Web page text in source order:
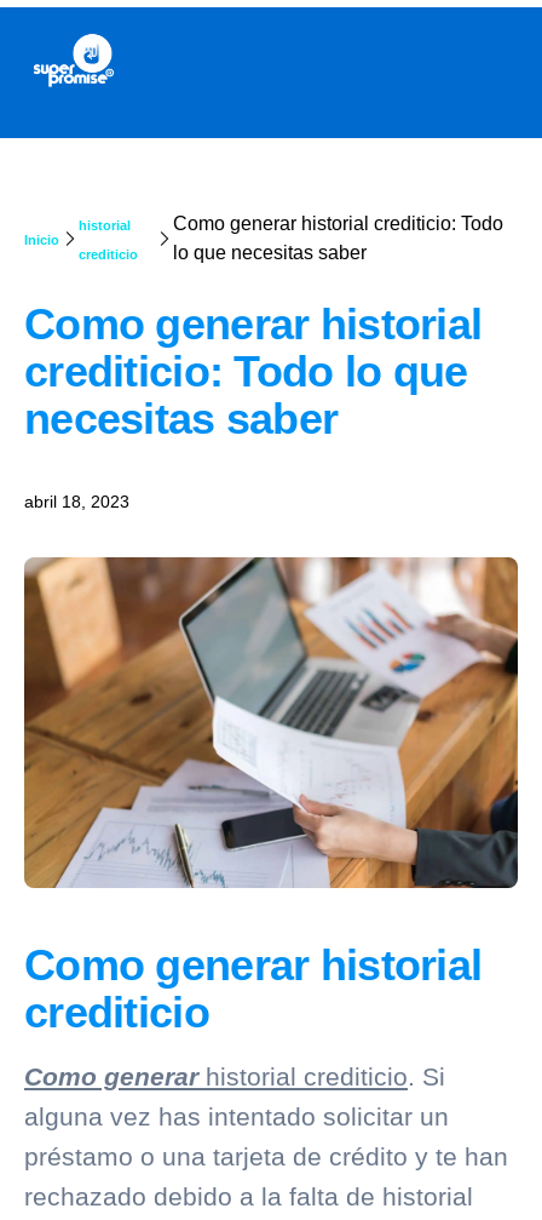
Inicio
historial
crediticio
Como generar historial crediticio: Todo
lo que necesitas saber
Como generar historial
crediticio: Todo lo que
necesitas saber
abril 18, 2023
Como generar historial
crediticio
Como generar historial crediticio . Si
alguna vez has intentado solicitar un
préstamo o una tarjeta de crédito y te han
rechazado debido a la falta de historial